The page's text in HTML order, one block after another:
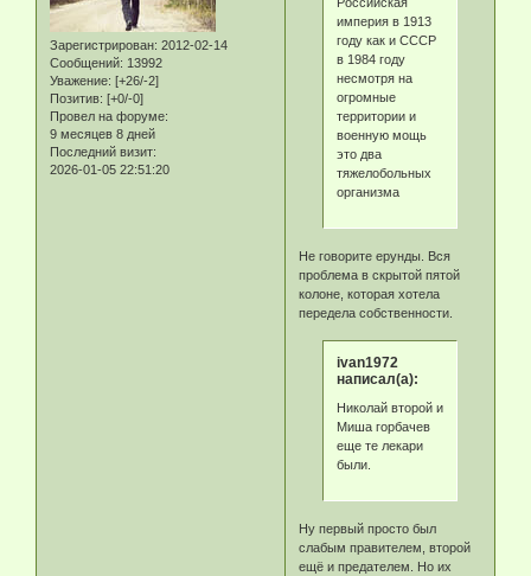
Зарегистрирован: 2012-02-14
Сообщений: 13992
Уважение: [+26/-2]
Позитив: [+0/-0]
Провел на форуме:
9 месяцев 8 дней
Последний визит:
2026-01-05 22:51:20
империя в 1913
году как и СССР
в 1984 году
несмотря на
огромные
территории и
военную мощь
это два
тяжелобольных
организма
Не говорите ерунды. Вся
проблема в скрытой пятой
колоне, которая хотела
передела собственности.
ivan1972
написал(а):
Николай второй и
Миша горбачев
еще те лекари
были.
Ну первый просто был
слабым правителем, второй
ещё и предателем. Но их